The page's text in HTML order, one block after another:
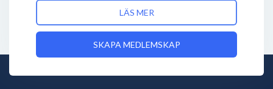
LÄS MER
SKAPA MEDLEMSKAP